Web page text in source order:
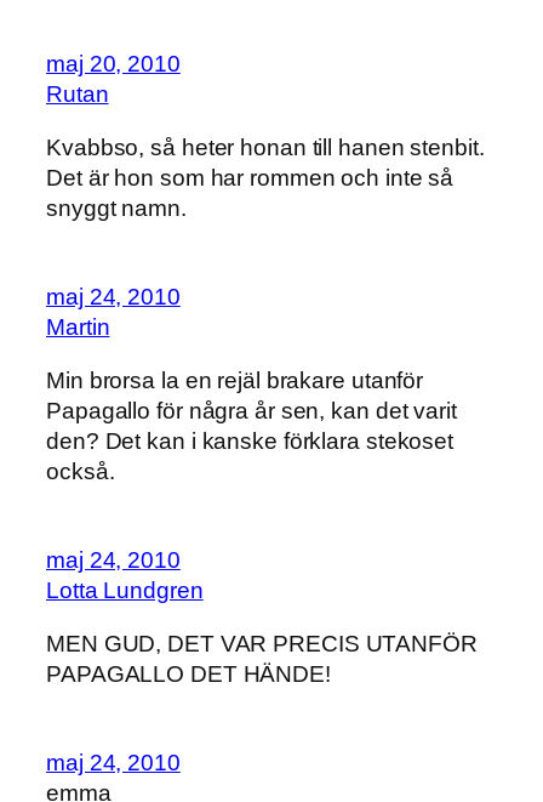
maj 20, 2010
Rutan
Kvabbso, så heter honan till hanen stenbit.
Det är hon som har rommen och inte så
snyggt namn.
maj 24, 2010
Martin
Min brorsa la en rejäl brakare utanför
Papagallo för några år sen, kan det varit
den? Det kan i kanske förklara stekoset
också.
maj 24, 2010
Lotta Lundgren
MEN GUD, DET VAR PRECIS UTANFÖR
PAPAGALLO DET HÄNDE!
maj 24, 2010
emma